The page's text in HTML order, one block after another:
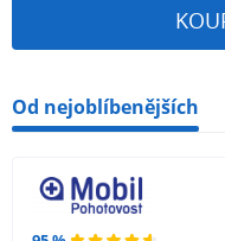
Od nejoblíbenějších